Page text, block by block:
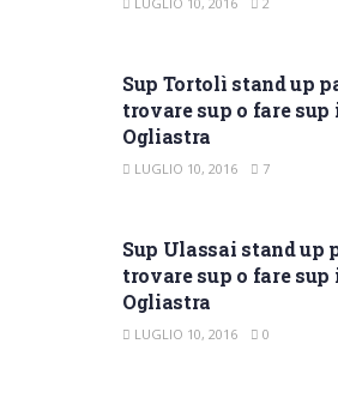
Sup Tortolì stand up
trovare sup o fare
Ogliastra
LUGLIO 10, 2016 7
Sup Ulassai stand up
trovare sup o fare
Ogliastra
LUGLIO 10, 2016 0